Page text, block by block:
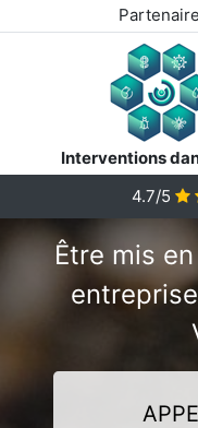
Interventions
4.7/5
Être mis